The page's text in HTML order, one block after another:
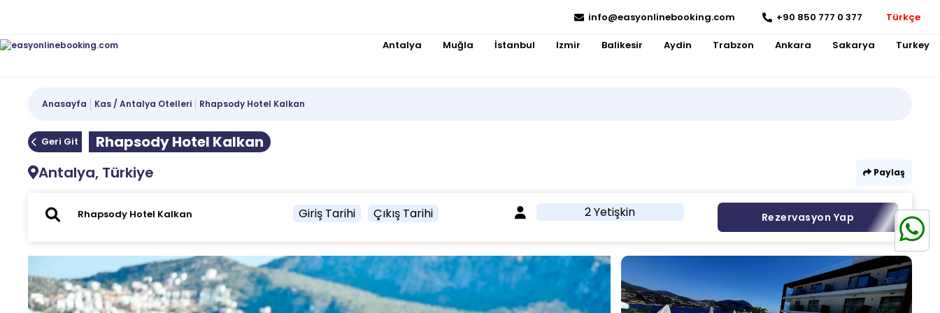
info@easyonlinebooking.com +90 850 777 0 377 Türkçe
Antalya Muğla İstanbul Izmir Balikesir Aydin Trabzon Ankara Sakarya Turkey
Anasayfa Kas / Antalya Otelleri Rhapsody Hotel Kalkan
Geri Git
Rhapsody Hotel Kalkan
Antalya, Türkiye
Paylaş
Giriş Tarihi Çıkış Tarihi 2 Yetişkin Rezervasyon Yap